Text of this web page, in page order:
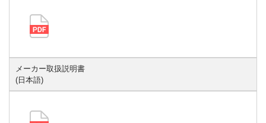
メーカー取扱説明書
(日本語)